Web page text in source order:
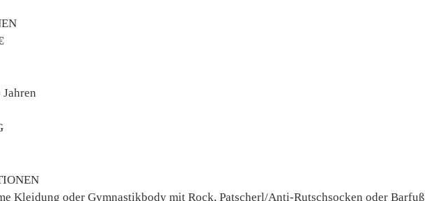
Kleidung oder Gymnastikbody mit Rock, Patscherl/Anti-Rutschsocken oder Barfuß